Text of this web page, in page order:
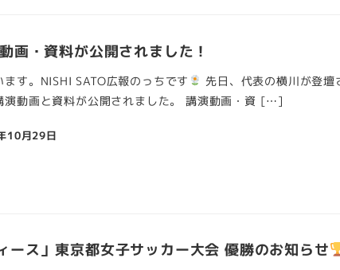
画・資料が公開されました！
す。NISHI SATO広報のっちです
先日、代表の横川が登
動画と資料が公開されました。 講演動画・資 […]
10月29日
ース」東京都女子サッカー大会 優勝のお知らせ